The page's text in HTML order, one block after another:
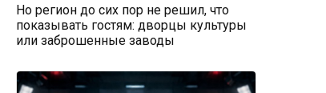
Но регион до сих пор не решил, что
показывать гостям: дворцы культуры
или заброшенные заводы